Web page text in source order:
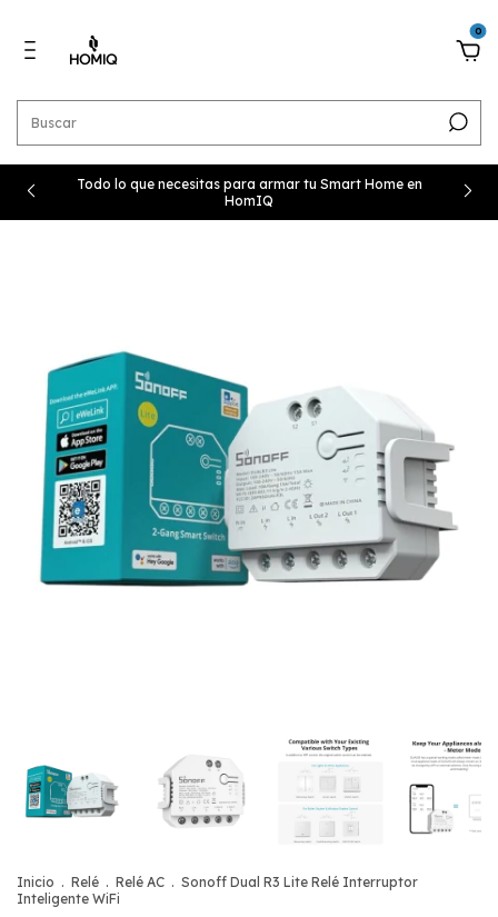
0
Todo lo que necesitas para armar tu Smart Home en
HomIQ
Inicio . Relé . Relé AC . Sonoff Dual R3 Lite Relé Interruptor
Inteligente WiFi